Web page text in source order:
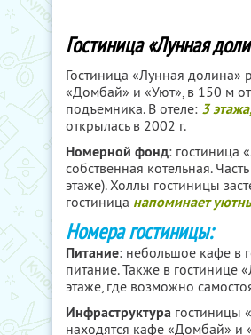
Гостиница «Лунная
Гостиница «Лунная
«Домбай» и «Уют», в 150 м
подъемника. В отеле: 3
открылась в 2002 г.
Номерной фонд: гостиница
собственная котельная.
этаже). Холлы гостиницы
гостиница напоминает
Номера гостиницы:
Питание: небольшое кафе в
питание. Также в гостинице
этаже, где возможно
Инфраструктура гостиницы
находятся кафе «Домбай» и